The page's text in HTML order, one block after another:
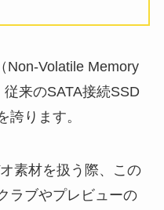
Non-Volatile Memory
来のSATA接続SSD
誇ります。
素材を扱う際、この
ラブやプレビューの